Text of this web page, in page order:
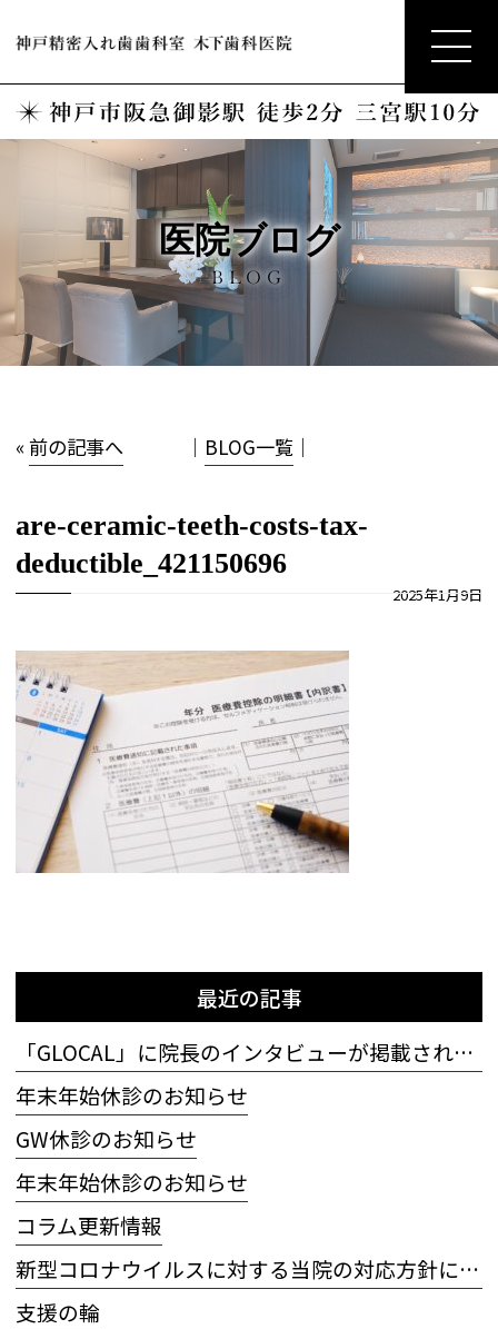
医院ブログ
BLOG
«前の記事へ │ BLOG一覧 │
are-ceramic-teeth-costs-tax-
deductible_421150696
2025年1月9日
最近の記事
「GLOCAL」に院長のインタビューが掲載されました
年末年始休診のお知らせ
GW休診のお知らせ
年末年始休診のお知らせ
コラム更新情報
新型コロナウイルスに対する当院の対応方針について
支援の輪